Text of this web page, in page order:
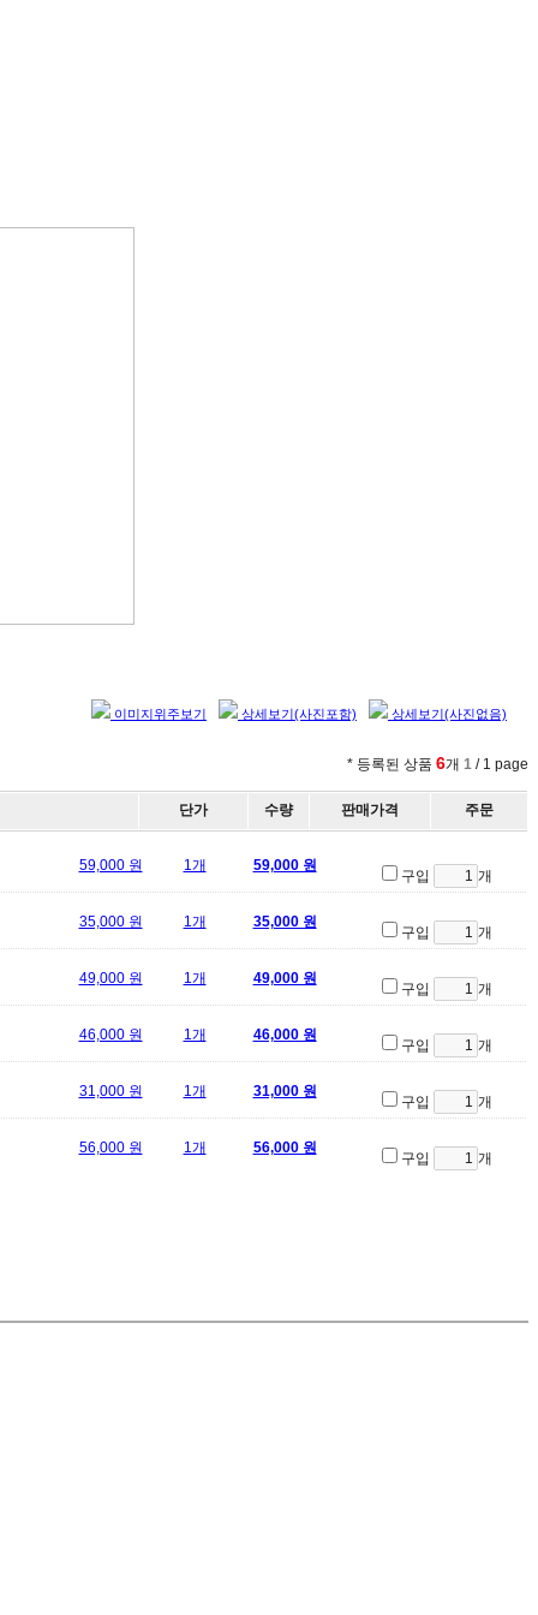
이미지위주보기 상세보기(사진포함) 상세보기(사진없음)
* 등록된 상품 6개 1 / 1 page
단가 수량 판매가격 주문
59,000 원 1개 59,000 원
구입 개
35,000 원 1개 35,000 원
구입 개
49,000 원 1개 49,000 원
구입 개
46,000 원 1개 46,000 원
구입 개
31,000 원 1개 31,000 원
구입 개
56,000 원 1개 56,000 원
구입 개